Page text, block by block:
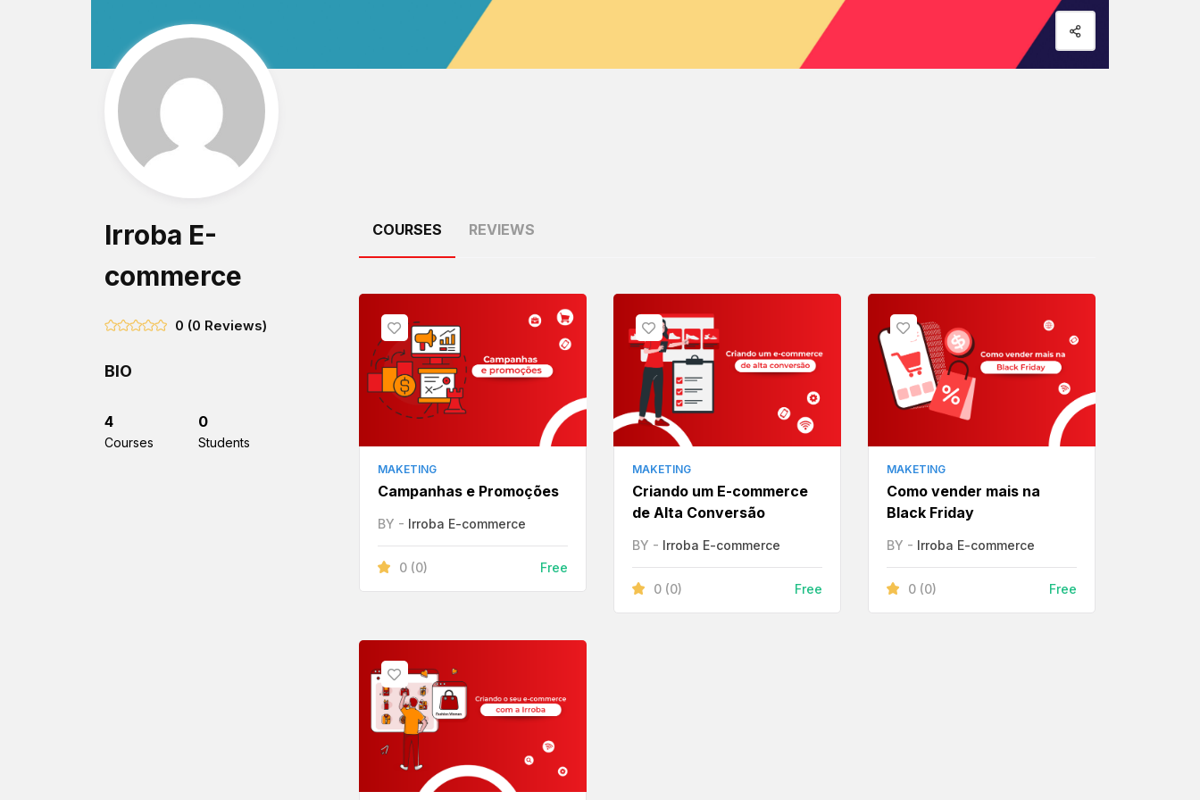
Irroba E-
commerce
0 (0 Reviews)
BIO
4
Courses
0
Students
COURSES REVIEWS
MAKETING
Campanhas e Promoções
BY - Irroba E-commerce
0 (0) Free
MAKETING
Criando um E-commerce
de Alta Conversão
BY - Irroba E-commerce
0 (0) Free
MAKETING
Como vender mais na
Black Friday
BY - Irroba E-commerce
0 (0) Free